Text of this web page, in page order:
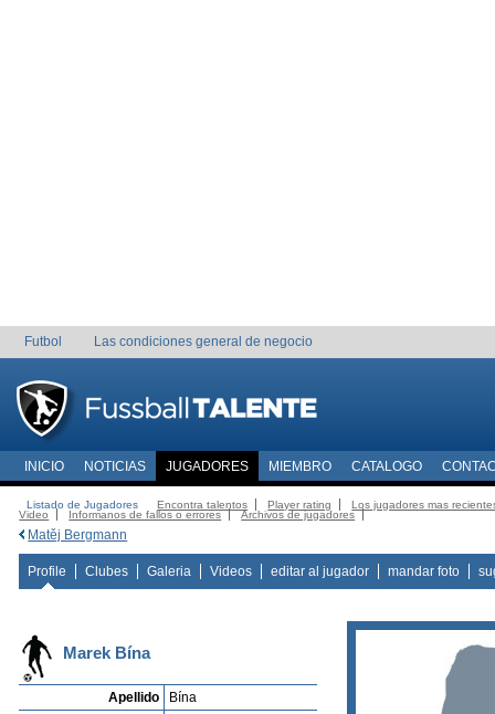
Futbol Las condiciones general de negocio
INICIO NOTICIAS JUGADORES MIEMBRO CATALOGO
Listado de Jugadores Encontra talentos Player rating
Los jugadores mas
Video
Informanos de fallos o errores Archivos de jugadores
Matěj Bergmann
Profile Clubes Galeria Videos editar al jugador mandar foto
Marek Bína
Apellido
Bína